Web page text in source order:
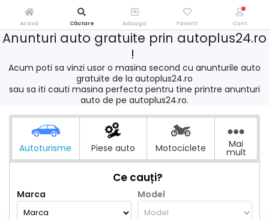
Anunturi auto gratuite prin autoplus24.ro
!
Acum poti sa vinzi usor o masina second cu anunturile auto
gratuite de la autoplus24.ro
sau sa iti cauti masina perfecta pentru tine printre anunturi
auto de pe autoplus24.ro.
Autoturisme Piese auto Motociclete Mai
mult
Ce cauți?
Marca Model
Acasă Căutare Adauga Favorit Cont